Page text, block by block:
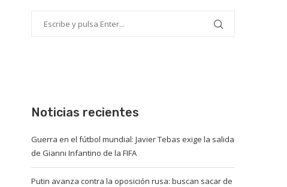
Noticias recientes
Guerra en el fútbol mundial: Javier Tebas exige la salida
de Gianni Infantino de la FIFA
Putin avanza contra la oposición rusa: buscan sacar de